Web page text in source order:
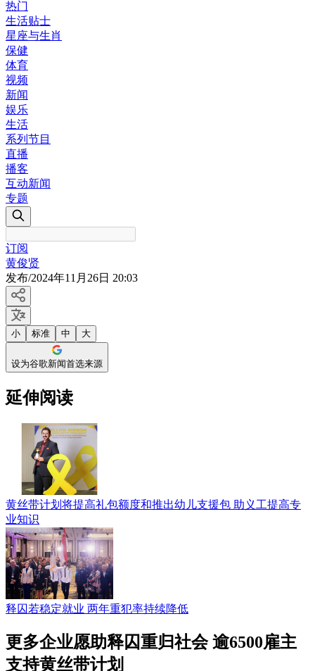
热门
生活贴士
星座与生肖
保健
体育
视频
新闻
娱乐
生活
系列节目
直播
播客
互动新闻
专题
订阅
黄俊贤
发布/2024年11月26日 20:03
小 标准 中 大
设为谷歌新闻首选来源
延伸阅读
黄丝带计划将提高礼包额度和推出幼儿支援包 助义工提高专
业知识
释囚若稳定就业 两年重犯率持续降低
更多企业愿助释囚重归社会 逾6500雇主
支持黄丝带计划